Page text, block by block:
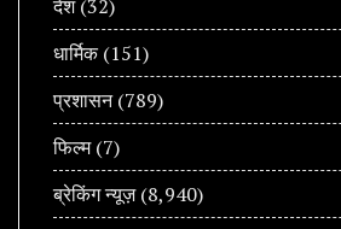
देश(32)
धार्मिक(151)
प्रशासन(789)
फिल्म(7)
ब्रेकिंग न्यूज़(8,940)